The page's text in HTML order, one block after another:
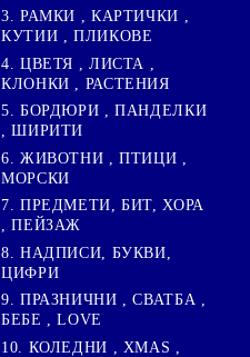
3. РАМКИ , КАРТИЧКИ ,
КУТИИ , ПЛИКОВЕ
4. ЦВЕТЯ , ЛИСТА ,
КЛОНКИ , РАСТЕНИЯ
5. БОРДЮРИ , ПАНДЕЛКИ
, ШИРИТИ
6. ЖИВОТНИ , ПТИЦИ ,
МОРСКИ
7. ПРЕДМЕТИ, БИТ, ХОРА
, ПЕЙЗАЖ
8. НАДПИСИ, БУКВИ,
ЦИФРИ
9. ПРАЗНИЧНИ , СВАТБА ,
БЕБЕ , LOVE
10. КОЛЕДНИ , XMAS ,